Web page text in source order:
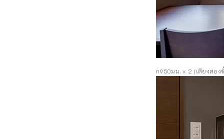
ก950มม. x 2 (เตียงสอง